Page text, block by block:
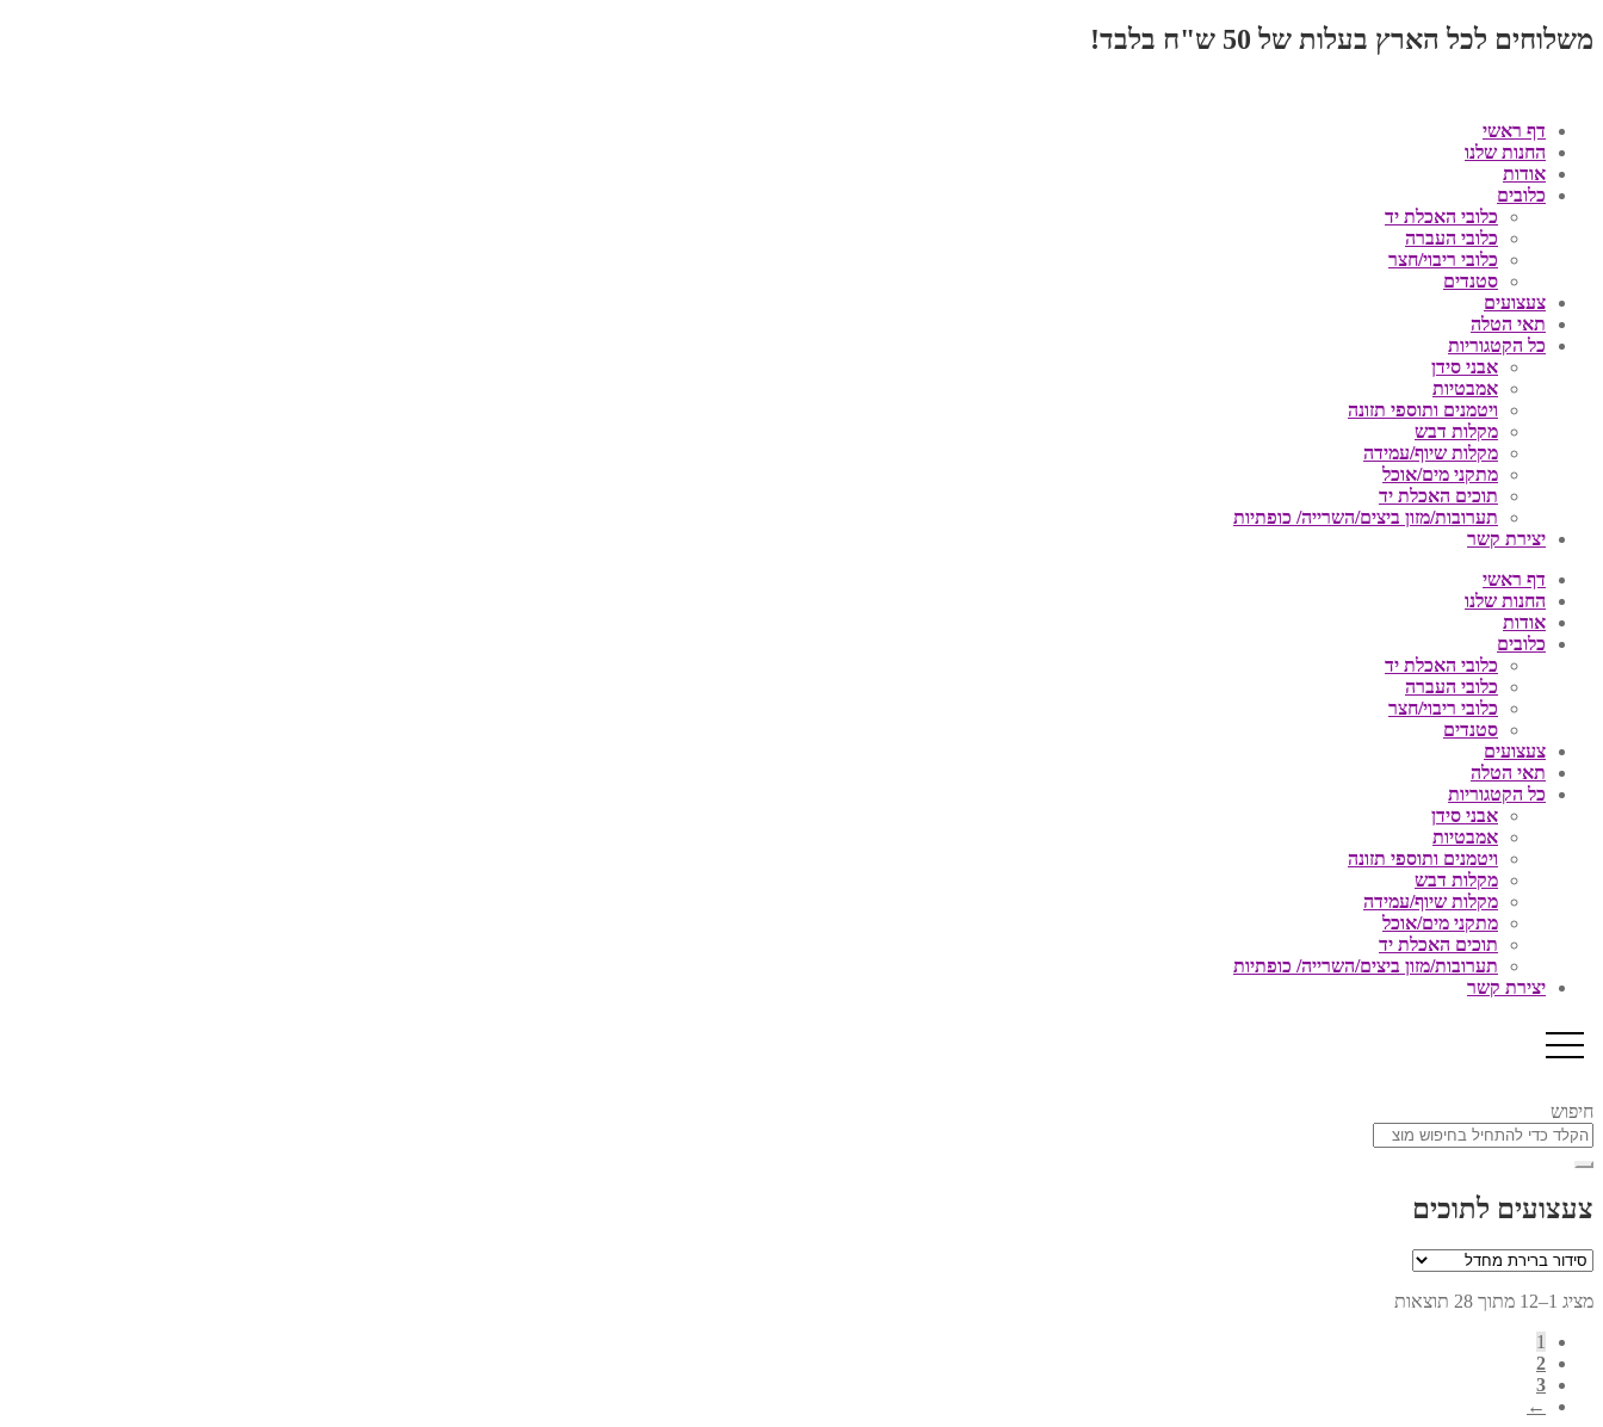
משלוחים לכל הארץ בעלות של 50 ש"ח בלבד!
דף ראשי
החנות שלנו
אודות
כלובים
כלובי האכלת יד
כלובי העברה
כלובי ריבוי/חצר
סטנדים
צעצועים
תאי הטלה
כל הקטגוריות
אבני סידן
אמבטיות
ויטמנים ותוספי תזונה
מקלות דבש
מקלות שיוף/עמידה
מתקני מים/אוכל
תוכים האכלת יד
תערובות/מזון ביצים/השרייה/ כופתיות
יצירת קשר
דף ראשי
החנות שלנו
אודות
כלובים
כלובי האכלת יד
כלובי העברה
כלובי ריבוי/חצר
סטנדים
צעצועים
תאי הטלה
כל הקטגוריות
אבני סידן
אמבטיות
ויטמנים ותוספי תזונה
מקלות דבש
מקלות שיוף/עמידה
מתקני מים/אוכל
תוכים האכלת יד
תערובות/מזון ביצים/השרייה/ כופתיות
יצירת קשר
חיפוש
צעצועים לתוכים
מציג 1–12 מתוך 28 תוצאות
1
2
3
←